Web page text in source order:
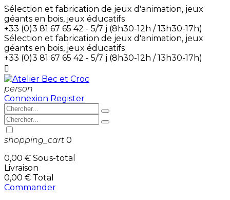
Sélection et fabrication de jeux d'animation, jeux
géants en bois, jeux éducatifs
+33 (0)3 81 67 65 42 - 5/7 j (8h30-12h / 13h30-17h)
Sélection et fabrication de jeux d'animation, jeux
géants en bois, jeux éducatifs
+33 (0)3 81 67 65 42 - 5/7 j (8h30-12h / 13h30-17h)

person
Connexion Register
shopping_cart 0
0,00 € Sous-total
Livraison
0,00 € Total
Commander